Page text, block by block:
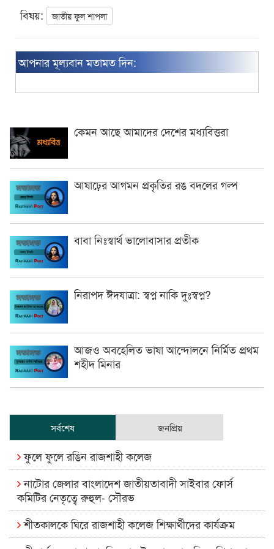
বিষয়: জাতীয় ফুল শাপলা
আপনার মূল্যবান মতামত দিন:
কেমন আছে আমাদের দেশের মধ্যবিত্তরা
আষাঢ়ের আগমন প্রকৃতির রঙ বদলের গল্প
বাবা নিঃস্বার্থ ভালোবাসার প্রতীক
নিরাপদ ঈদযাত্রা: স্বপ্ন নাকি দুঃস্বপ্ন?
আজও অবহেলিত ভাষা আন্দোলনে নির্মিত প্রথম
শহীদ মিনার
সর্বশেষ জনপ্রিয়
ফুলে ফুলে রঙিন রাজশাহী কলেজ
নাটোর জেলার বাংলাদেশ জাতীয়তাবাদী সাইবার ফোর্স
কমিটির নেতৃত্বে রুহুল- সৌরভ
শীতকালকে ঘিরে রাজশাহী কলেজ শিক্ষার্থীদের কার্যক্রম